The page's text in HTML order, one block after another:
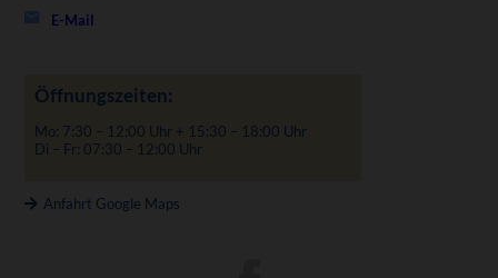
E-Mail
Öffnungszeiten:
Mo: 7:30 – 12:00 Uhr + 15:30 – 18:00 Uhr
Di – Fr: 07:30 – 12:00 Uhr
Anfahrt Google Maps